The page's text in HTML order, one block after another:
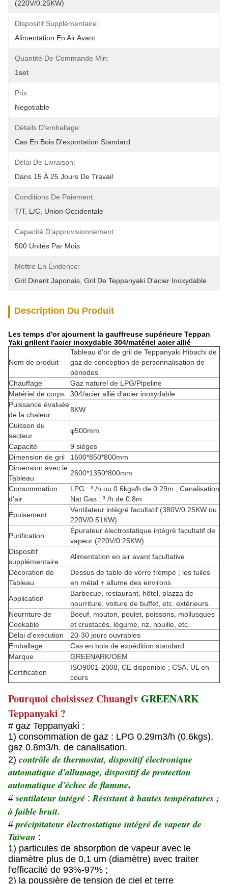
(220V/0.25KW)
Dispositif Supplémentaire:
Alimentation En Air Avant
Quantité De Commande Min:
1set
Prix:
Negotiable
Détails D'emballage:
Cas En Bois D'exportation Standard
Délai De Livraison:
Dans 15 À 25 Jours De Travail
Conditions De Paiement:
T/T, L/C, Union Occidentale
Capacité D'approvisionnement:
500 Unités Par Mois
Mettre En Évidence:
Gril Dinant Japonais Gril De Teppanyaki D'acier Inoxydable
Description Du Produit
Les temps d'or ajournent la gauffreuse supérieure Teppan
Yaki grillent l'acier inoxydable 304/matériel acier allié
Nom de produit
Tableau d'or de gril de Teppanyaki Hibachi de
gaz de conception de personnalisation de
périodes
Chauffage
Gaz naturel de LPG/Pipeline
Matériel de corps
304/acier allié d'acier inoxydable
Puissance évaluée
de la chaleur
8KW
Cuisson du
secteur
φ500mm
Capacité
9 sièges
Dimension de gril
1600*850*800mm
Dimension avec le
Tableau
2600*1350*800mm
Consommation
d'air
LPG : ³ /h ou 0.6kgs/h de 0.29m ; Canalisation
Nat Gas : ³ /h de 0.8m
Épuisement
Ventilateur intégré facultatif (380V/0.25KW ou
220V/0.51KW)
Purification
Épurateur électrostatique intégré facultatif de
vapeur (220V/0.25KW)
Dispositif
supplémentaire
Alimentation en air avant facultative
Décoration de
Tableau
Dessus de table de verre trempé ; les tuiles
en métal + allume des environs
Application
Barbecue, restaurant, hôtel, plazza de
nourriture, voiture de buffet, etc. extérieurs.
Nourriture de
Cookable
Boeuf, mouton, poulet, poissons, mollusques
et crustacés, légume, riz, nouille, etc.
Délai d'exécution
20-30 jours ouvrables
Emballage
Cas en bois de expédition standard
Marque
GREENARK/OEM
Certification
ISO9001-2008, CE disponible ; CSA, UL en
cours
Pourquoi choisissez ChuanglvGREENARK
Teppanyaki ?
# gaz Teppanyaki :
1) consommation de gaz : LPG 0.29m3/h (0.6kgs),
gaz 0.8m3/h. de canalisation.
2) contrôle de thermostat, dispositif électronique
automatique d'allumage, dispositif de protection
automatique d'échec de flamme.
# ventilateur intégré :Résistant à hautes températures ;
à faible bruit.
#précipitateur électrostatique intégré de vapeur de
Taïwan :
1) particules de absorption de vapeur avec le
diamètre plus de 0,1 um (diamètre) avec traiter
l'efficacité de 93%-97% ;
2) la poussière de tension de ciel et terre